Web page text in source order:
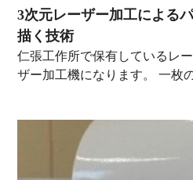
3次元レーザー加工による
描く技術
仁張工作所で保有しているレ
ザー加工機になります。 一枚